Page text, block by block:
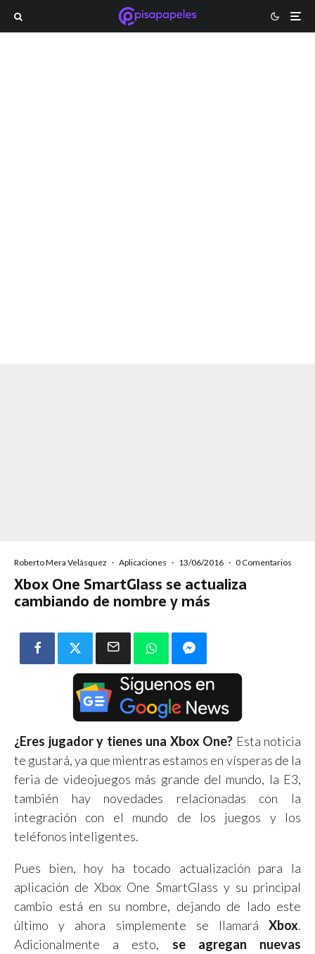
Roberto Mera Velásquez · Aplicaciones · 13/06/2016 · 0 Comentarios
Xbox One SmartGlass se actualiza
cambiando de nombre y más
¿Eres jugador y tienes una Xbox One? Esta noticia
te gustará, ya que mientras estamos en vísperas de la
feria de videojuegos más grande del mundo, la E3,
también hay novedades relacionadas con la
integración con el mundo de los juegos y los
teléfonos inteligentes.
Pues bien, hoy ha tocado actualización para la
aplicación de Xbox One SmartGlass y su principal
cambio está en su nombre, dejando de lado este
último y ahora simplemente se llamará Xbox.
Adicionalmente a esto, se agregan nuevas